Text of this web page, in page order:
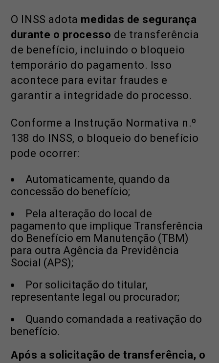
O INSS adota medidas de segurança
durante o processo de transferência
de benefício, incluindo o bloqueio
temporário do pagamento. Isso
acontece para evitar fraudes e
garantir a integridade do processo.
Conforme a Instrução Normativa n.º
138 do INSS, o bloqueio do benefício
pode ocorrer:
Automaticamente, quando da
concessão do benefício;
Pela alteração do local de
pagamento que implique Transferência
do Benefício em Manutenção (TBM)
para outra Agência da Previdência
Social (APS);
Por solicitação do titular,
representante legal ou procurador;
Quando comandada a reativação do
benefício.
Após a solicitação de transferência, o